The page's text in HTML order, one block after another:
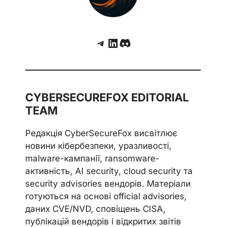
Telegram
LinkedIn
Discord
CYBERSECUREFOX EDITORIAL
TEAM
Редакція CyberSecureFox висвітлює
новини кібербезпеки, уразливості,
malware-кампанії, ransomware-
активність, AI security, cloud security та
security advisories вендорів. Матеріали
готуються на основі official advisories,
даних CVE/NVD, сповіщень CISA,
публікацій вендорів і відкритих звітів